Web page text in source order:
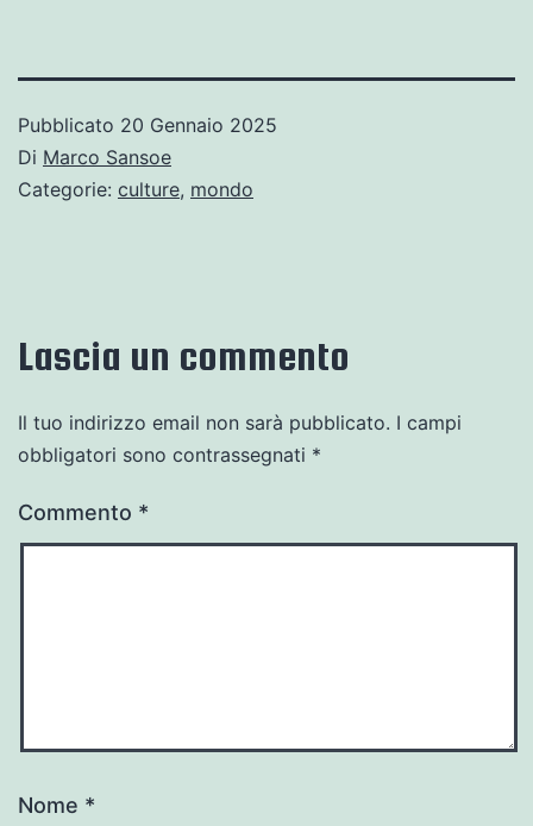
Pubblicato 20 Gennaio 2025
Di Marco Sansoe
Categorie: culture, mondo
Lascia un commento
Il tuo indirizzo email non sarà pubblicato. I campi
obbligatori sono contrassegnati *
Commento *
Nome *